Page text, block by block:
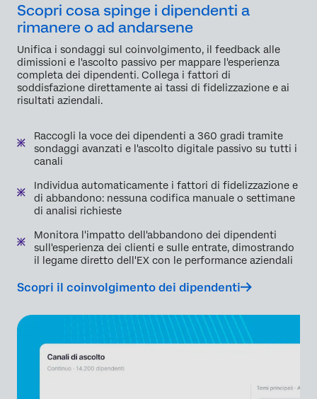
Scopri cosa spinge i dipendenti a
rimanere o ad andarsene
Unifica i sondaggi sul coinvolgimento, il feedback alle
dimissioni e l'ascolto passivo per mappare l'esperienza
completa dei dipendenti. Collega i fattori di
soddisfazione direttamente ai tassi di fidelizzazione e ai
risultati aziendali.
Raccogli la voce dei dipendenti a 360 gradi tramite
sondaggi avanzati e l'ascolto digitale passivo su tutti i
canali
Individua automaticamente i fattori di fidelizzazione e
di abbandono: nessuna codifica manuale o settimane
di analisi richieste
Monitora l'impatto dell'abbandono dei dipendenti
sull'esperienza dei clienti e sulle entrate, dimostrando
il legame diretto dell'EX con le performance aziendali
Scopri il coinvolgimento dei dipendenti